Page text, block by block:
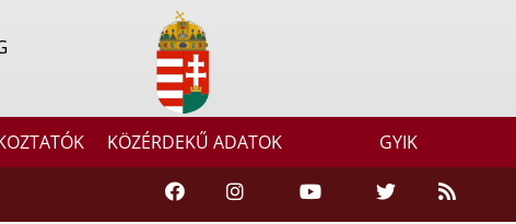
KÖZÉRDEKŰ ADATOK GYIK